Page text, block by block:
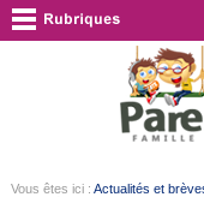
Vous êtes ici : Actualités et